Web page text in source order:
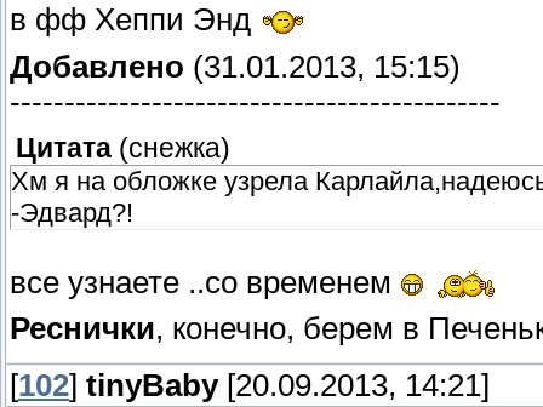
в фф Хеппи Энд
Добавлено (31.01.2013, 15:15)
---------------------------------------------
Цитата (снежка)
Хм я на обложке узрела
-Эдвард?!
все узнаете ..со временем
Реснички, конечно, берем в
[102] tinyBaby[20.09.2013, 14:21]